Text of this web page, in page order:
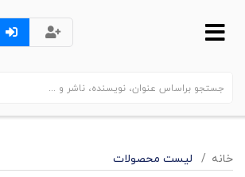
خانه لیست محصولات